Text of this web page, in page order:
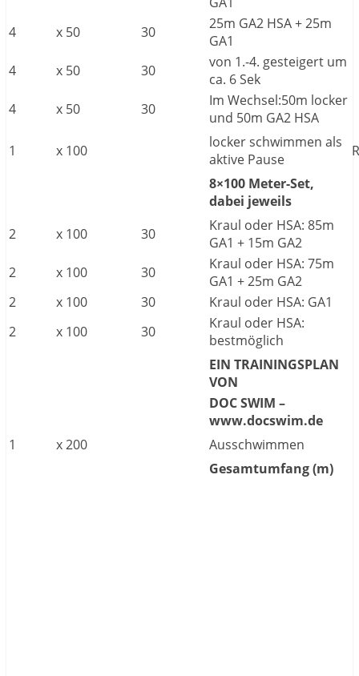
4
x 50 30
25m GA2 HSA + 25m
GA1
4
x 50 30
von 1.-4. gesteigert um
ca. 6 Sek
4
x 50 30
Im Wechsel:50m locker
und 50m GA2 HSA
1
x 100
locker schwimmen als
aktive Pause
8×100 Meter-Set,
dabei jeweils
2
x 100 30
Kraul oder HSA: 85m
GA1 + 15m GA2
2
x 100 30
Kraul oder HSA: 75m
GA1 + 25m GA2
2
x 100 30
Kraul oder HSA: GA1
2
x 100 30
Kraul oder HSA:
bestmöglich
EIN TRAININGSPLAN
VON
DOC SWIM –
www.docswim.de
1
x200
Ausschwimmen
Gesamtumfang (m)